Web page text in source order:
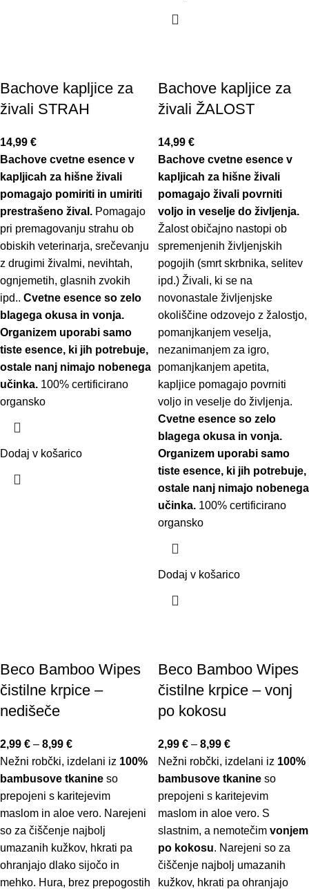
Bachove kapljice za
živali STRAH
14,99 €
Bachove cvetne esence v
kapljicah za hišne živali
pomagajo pomiriti in umiriti
prestrašeno žival. Pomagajo
pri premagovanju strahu ob
obiskih veterinarja, srečevanju
z drugimi živalmi, nevihtah,
ognjemetih, glasnih zvokih
ipd.. Cvetne esence so zelo
blagega okusa in vonja.
Organizem uporabi samo
tiste esence, ki jih potrebuje,
ostale nanj nimajo nobenega
učinka. 100% certificirano
organsko
Dodaj v košarico
Bachove kapljice za
živali ŽALOST
14,99 €
Bachove cvetne esence v
kapljicah za hišne živali
pomagajo živali povrniti
voljo in veselje do življenja.
Žalost običajno nastopi ob
spremenjenih življenjskih
pogojih (smrt skrbnika, selitev
ipd.) Živali, ki se na
novonastale življenjske
okoliščine odzovejo z žalostjo,
pomanjkanjem veselja,
nezanimanjem za igro,
pomanjkanjem apetita,
kapljice pomagajo povrniti
voljo in veselje do življenja.
Cvetne esence so zelo
blagega okusa in vonja.
Organizem uporabi samo
tiste esence, ki jih potrebuje,
ostale nanj nimajo nobenega
učinka. 100% certificirano
organsko
Dodaj v košarico
Beco Bamboo Wipes
čistilne krpice –
nedišeče
2,99 € – 8,99 €
Nežni robčki, izdelani iz 100%
bambusove tkanine so
prepojeni s karitejevim
maslom in aloe vero. Narejeni
so za čiščenje najbolj
umazanih kužkov, hkrati pa
ohranjajo dlako sijočo in
mehko. Hura, brez prepogostih
Beco Bamboo Wipes
čistilne krpice – vonj
po kokosu
2,99 € – 8,99 €
Nežni robčki, izdelani iz 100%
bambusove tkanine so
prepojeni s karitejevim
maslom in aloe vero. S
slastnim, a nemotečim vonjem
po kokosu. Narejeni so za
čiščenje najbolj umazanih
kužkov, hkrati pa ohranjajo